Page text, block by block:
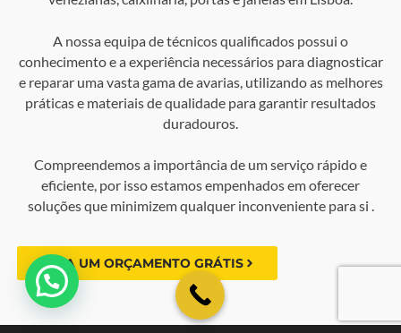
A nossa equipa de técnicos qualificados possui o
conhecimento e a experiência necessários para diagnosticar
e reparar uma vasta gama de avarias, utilizando as melhores
práticas e materiais de qualidade para garantir resultados
duradouros.
Compreendemos a importância de um serviço rápido e
eficiente, por isso estamos empenhados em oferecer
soluções que minimizem qualquer inconveniente para si .
FAÇA UM ORÇAMENTO GRÁTIS
💬 Como podemos ajudar?